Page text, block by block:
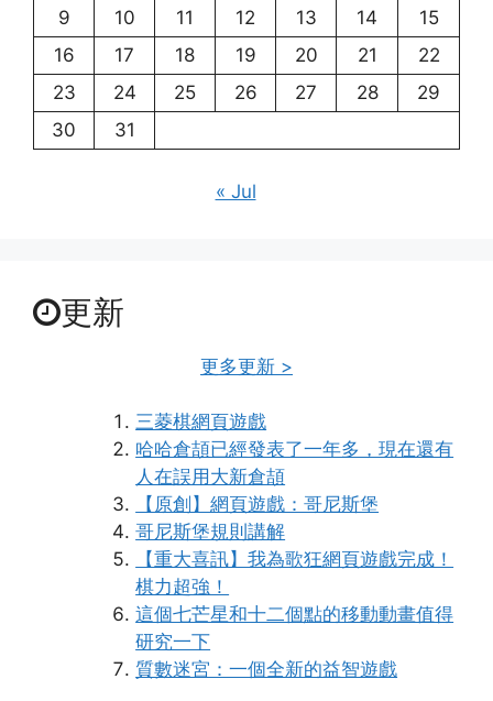
9 10 11 12 13 14
15
16
17 18 19 20 21
22
23
24 25 26 27 28
29
30
31
« Jul
更新
更多更新 >
三菱棋網頁遊戲
哈哈倉頡已經發表了一年多，現在還有
人在誤用大新倉頡
【原創】網頁遊戲：哥尼斯堡
哥尼斯堡規則講解
【重大喜訊】我為歌狂網頁遊戲完成！
棋力超強！
這個七芒星和十二個點的移動動畫值得
研究一下
質數迷宮：一個全新的益智遊戲